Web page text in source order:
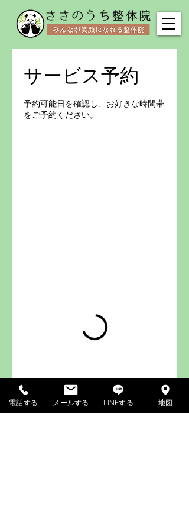
サービス予約
予約可能日を確認し、お好きな時間帯
をご予約ください。
電話する メールする LINEする 地図